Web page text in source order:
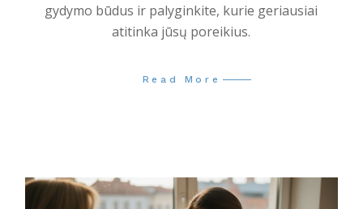
gydymo būdus ir palyginkite, kurie geriausiai
atitinka jūsų poreikius.
Read More